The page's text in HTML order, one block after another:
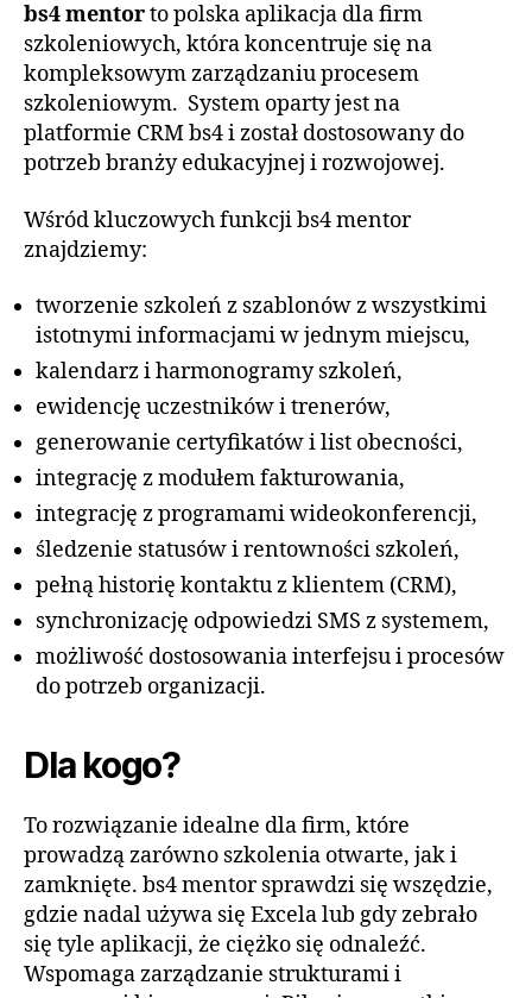
bs4 mentorto polska aplikacja dla firm
szkoleniowych, która koncentruje się na
kompleksowym zarządzaniu procesem
szkoleniowym. System oparty jest na
platformie CRM bs4 i został dostosowany do
potrzeb branży edukacyjnej i rozwojowej.
Wśród kluczowych funkcji bs4 mentor
znajdziemy:
tworzenie szkoleń z szablonów z wszystkimi
istotnymi informacjami w jednym miejscu,
kalendarz i harmonogramy szkoleń,
ewidencję uczestników i trenerów,
generowanie certyfikatów i list obecności,
integrację z modułem fakturowania,
integrację z programami wideokonferencji,
śledzenie statusów i rentowności szkoleń,
pełną historię kontaktu z klientem (CRM),
synchronizację odpowiedzi SMS z systemem,
możliwość dostosowania interfejsu i procesów
do potrzeb organizacji.
Dla kogo?
To rozwiązanie idealne dla firm, które
prowadzą zarówno szkolenia otwarte, jak i
zamknięte. bs4 mentor sprawdzi się wszędzie,
gdzie nadal używa się Excela lub gdy zebrało
się tyle aplikacji, że ciężko się odnaleźć.
Wspomaga zarządzanie strukturami i